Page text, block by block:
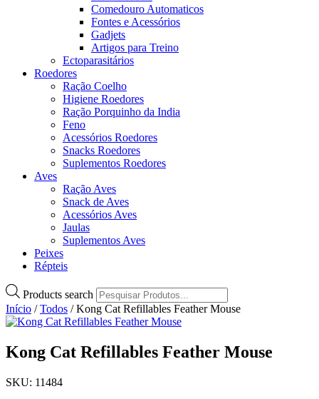
Comedouro Automaticos
Fontes e Acessórios
Gadjets
Artigos para Treino
Ectoparasitários
Roedores
Ração Coelho
Higiene Roedores
Ração Porquinho da India
Feno
Acessórios Roedores
Snacks Roedores
Suplementos Roedores
Aves
Ração Aves
Snack de Aves
Acessórios Aves
Jaulas
Suplementos Aves
Peixes
Répteis
Products search
Início /Todos / Kong Cat Refillables Feather Mouse
Kong Cat Refillables Feather Mouse
SKU: 11484